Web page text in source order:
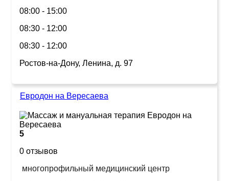
08:00 - 15:00
08:30 - 12:00
08:30 - 12:00
Ростов-на-Дону, Ленина, д. 97
Евродон на Вересаева
5
0 отзывов
многопрофильный медицинский центр